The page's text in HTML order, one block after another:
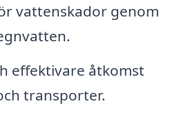
vattenskador genom
effektivare åtkomst
transporter.